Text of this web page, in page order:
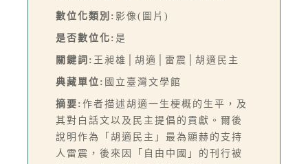
數位化類別: 影像(圖片)
是否數位化: 是
關鍵詞: 王昶雄│胡適│雷震│胡適民主
典藏單位: 國立臺灣文學館
摘要: 作者描述胡適一生梗概的生平，及
其對白話文以及民主提倡的貢獻。爾後
說明作為「胡適民主」最為顯赫的支持
人雷震，後來因「自由中國」的刊行被